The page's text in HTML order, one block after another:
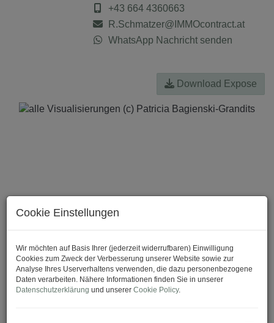
+43 664 4360663
R.Schmatzer@IMMOcontract.at
WhatsApp Nachricht senden
Download Expose
Cookie Einstellungen
Wir möchten auf Basis Ihrer (jederzeit widerrufbaren) Einwilligung
Cookies zum Zweck der Verbesserung unserer Website sowie zur
Analyse Ihres Userverhaltens verwenden, die dazu personenbezogene
Daten verarbeiten. Nähere Informationen finden Sie in unserer
Datenschutzerklärung und unserer Cookie Policy.